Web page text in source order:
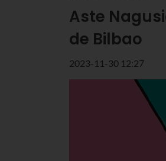
Aste
de Bilbao
2023-11-30 12:27